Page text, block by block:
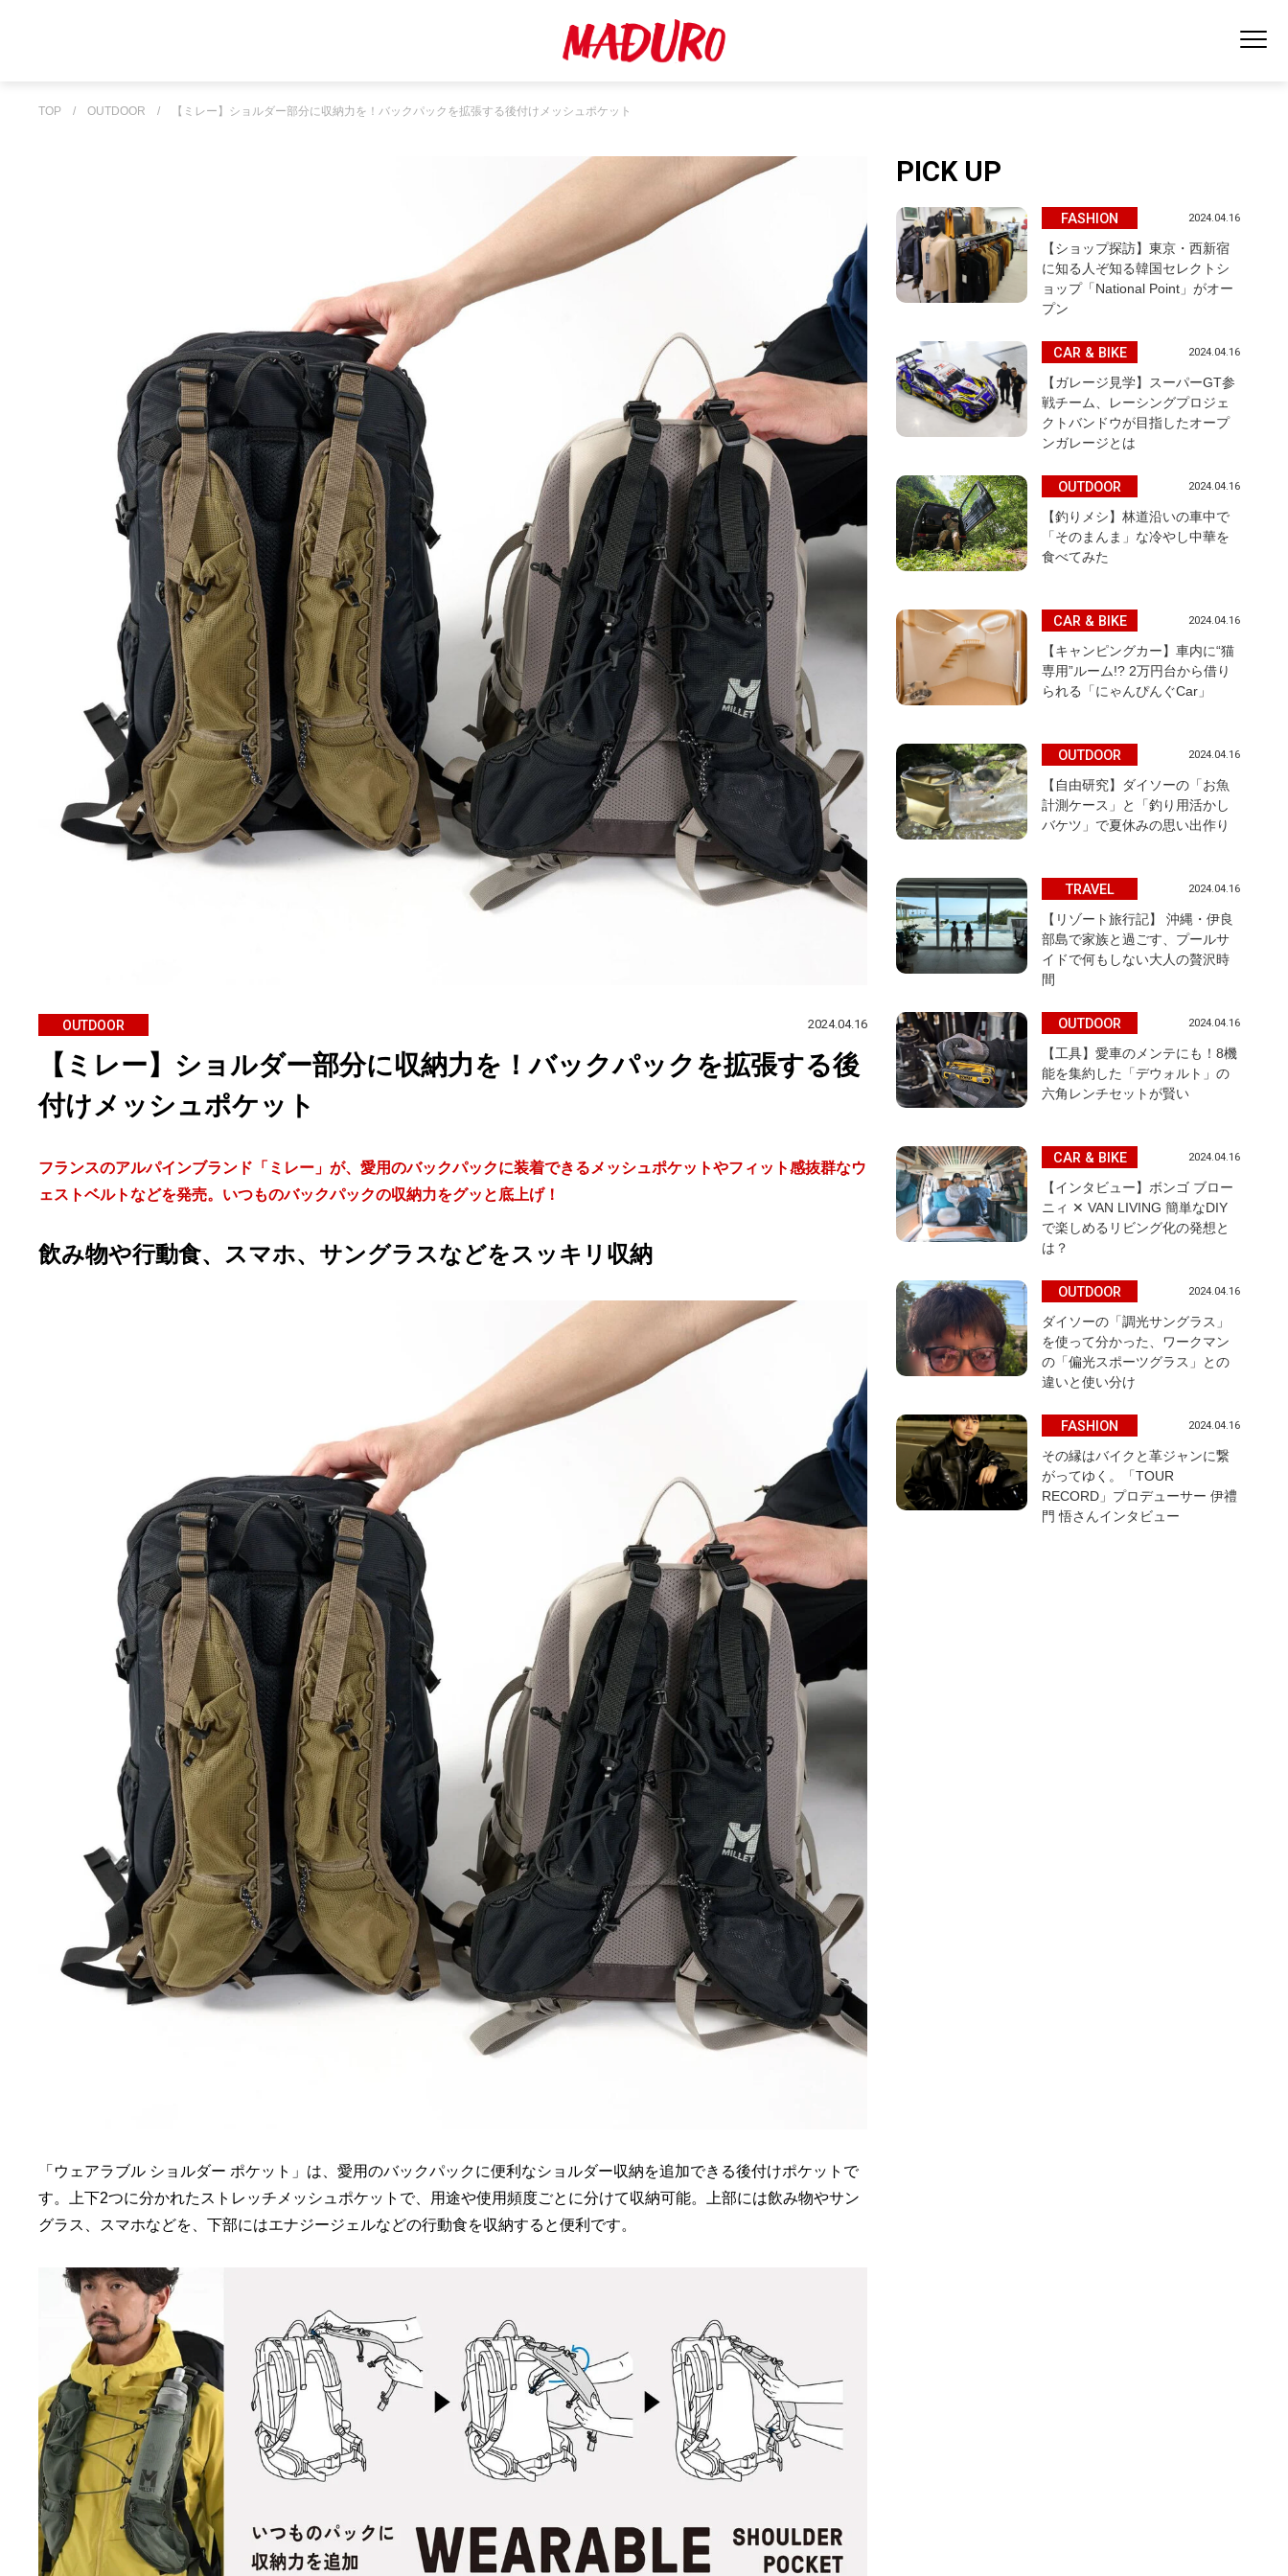
TOP / OUTDOOR / 【ミレー】ショルダー部分に収納力を！バックパックを拡張する後付けメッシュポケット
OUTDOOR 2024.04.16
【ミレー】ショルダー部分に収納力を！バックパックを拡張する後
付けメッシュポケット
フランスのアルパインブランド「ミレー」が、愛用のバックパックに装着できるメッシュポケットやフィット感抜群なウ
ェストベルトなどを発売。いつものバックパックの収納力をグッと底上げ！
飲み物や行動食、スマホ、サングラスなどをスッキリ収納
「ウェアラブル ショルダー ポケット」は、愛用のバックパックに便利なショルダー収納を追加できる後付けポケットで
す。上下2つに分かれたストレッチメッシュポケットで、用途や使用頻度ごとに分けて収納可能。上部には飲み物やサン
グラス、スマホなどを、下部にはエナジージェルなどの行動食を収納すると便利です。
PICK UP
FASHION 2024.04.16
【ショップ探訪】東京・西新宿
に知る人ぞ知る韓国セレクトシ
ョップ「National Point」がオー
プン
CAR & BIKE 2024.04.16
【ガレージ見学】スーパーGT参
戦チーム、レーシングプロジェ
クトバンドウが目指したオープ
ンガレージとは
OUTDOOR 2024.04.16
【釣りメシ】林道沿いの車中で
「そのまんま」な冷やし中華を
食べてみた
CAR & BIKE 2024.04.16
【キャンピングカー】車内に“猫
専用”ルーム!? 2万円台から借り
られる「にゃんぴんぐCar」
OUTDOOR 2024.04.16
【自由研究】ダイソーの「お魚
計測ケース」と「釣り用活かし
バケツ」で夏休みの思い出作り
TRAVEL 2024.04.16
【リゾート旅行記】 沖縄・伊良
部島で家族と過ごす、プールサ
イドで何もしない大人の贅沢時
間
OUTDOOR 2024.04.16
【工具】愛車のメンテにも！8機
能を集約した「デウォルト」の
六角レンチセットが賢い
CAR & BIKE 2024.04.16
【インタビュー】ボンゴ ブロー
ニィ ✕ VAN LIVING 簡単なDIY
で楽しめるリビング化の発想と
は？
OUTDOOR 2024.04.16
ダイソーの「調光サングラス」
を使って分かった、ワークマン
の「偏光スポーツグラス」との
違いと使い分け
FASHION 2024.04.16
その縁はバイクと革ジャンに繋
がってゆく。「TOUR
RECORD」プロデューサー 伊禮
門 悟さんインタビュー